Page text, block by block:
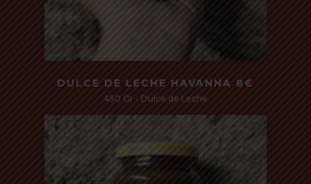
DULCE DE LECHE HAVANNA 8€
450 Gr - Dulce de Leche